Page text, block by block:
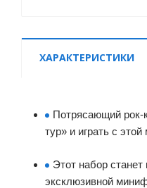
ХАРАКТЕРИСТИКИ
Потрясающий рок-
тур» и играть с
Этот набор
эксклюзивной